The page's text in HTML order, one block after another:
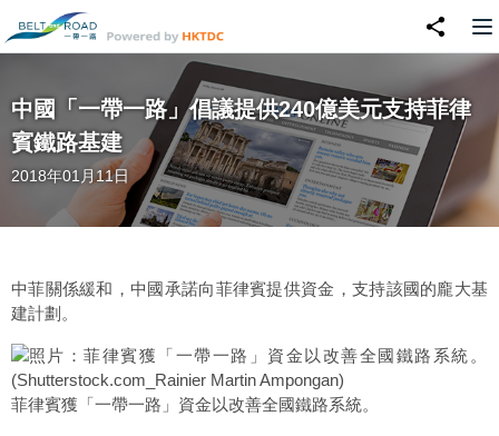
中國「一帶一路」倡議提供240億美元支持菲律
賓鐵路基建
2018年01月11日
中菲關係緩和，中國承諾向菲律賓提供資金，支持該國的龐大基
建計劃。
菲律賓獲「一帶一路」資金以改善全國鐵路系統。